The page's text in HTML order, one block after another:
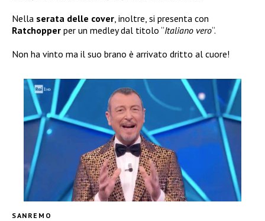
Nella serata delle cover, inoltre, si presenta con
Ratchopper per un medley dal titolo “Italiano vero“.
Non ha vinto ma il suo brano è arrivato dritto al cuore!
SANREMO